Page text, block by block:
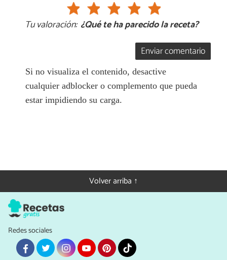
Tu valoración: ¿Qué te ha parecido la receta?
Enviar comentario
Si no visualiza el contenido, desactive
cualquier adblocker o complemento que pueda
estar impidiendo su carga.
Volver arriba ↑
Redes sociales